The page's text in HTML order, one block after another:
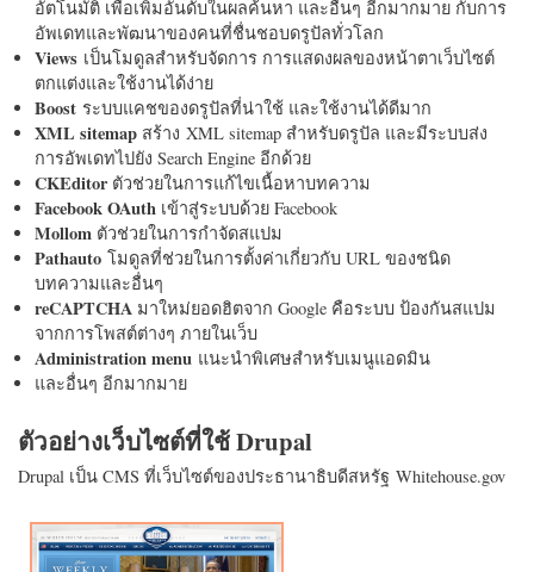
อัตโนมัติ เพื่อเพิ่มอันดับในผลค้นหา และอื่นๆ อีกมากมาย กับการ
อัพเดทและพัฒนาของคนที่ชื่นชอบดรูปัลทั่วโลก
Views เป็นโมดูลสำหรับจัดการ การแสดงผลของหน้าตาเว็บไซต์
ตกแต่งและใช้งานได้ง่าย
Boost ระบบแคชของดรูปัลที่น่าใช้ และใช้งานได้ดีมาก
XML sitemap สร้าง XML sitemap สำหรับดรูปัล และมีระบบส่ง
การอัพเดทไปยัง Search Engine อีกด้วย
CKEditorตัวช่วยในการแก้ไขเนื้อหาบทความ
Facebook OAuth เข้าสู่ระบบด้วย Facebook
Mollom ตัวช่วยในการกำจัดสแปม
Pathauto โมดูลที่ช่วยในการตั้งค่าเกี่ยวกับ URL ของชนิด
บทความและอื่นๆ
reCAPTCHA มาใหม่ยอดฮิตจาก Google คือระบบ ป้องกันสแปม
จากการโพสต์ต่างๆ ภายในเว็บ
Administration menu แนะนำพิเศษสำหรับเมนูแอดมิน
และอื่นๆ อีกมากมาย
ตัวอย่างเว็บไซต์ที่ใช้ Drupal
Drupal เป็น CMS ที่เว็บไซต์ของประธานาธิบดีสหรัฐ Whitehouse.gov